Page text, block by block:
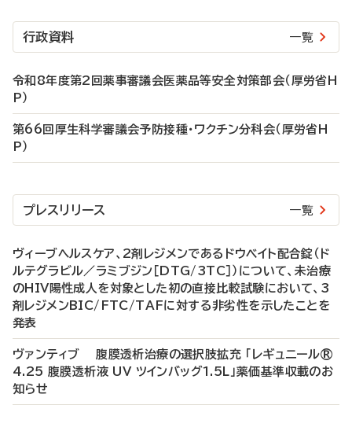
行政資料 一覧
令和8年度第2回薬事審議会医薬品等安全対策部会（厚労省H
P）
第66回厚生科学審議会予防接種・ワクチン分科会（厚労省H
P）
プレスリリース 一覧
ヴィーブヘルスケア、2剤レジメンであるドウベイト配合錠（ド
ルテグラビル／ラミブジン［DTG/3TC］）について、未治療
のHIV陽性成人を対象とした初の直接比較試験において、3
剤レジメンBIC/FTC/TAFに対する非劣性を示したことを
発表
ヴァンティブ 腹膜透析治療の選択肢拡充 「レギュニール®
4.25 腹膜透析液 UV ツインバッグ1.5L」薬価基準収載のお
知らせ